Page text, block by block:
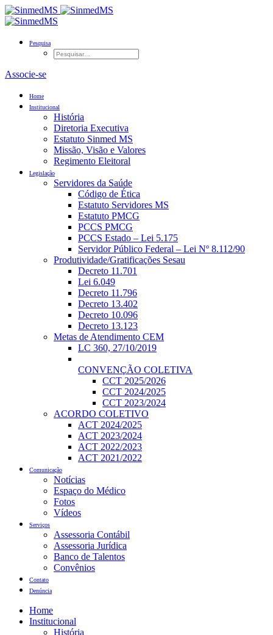
Pesquisa
Associe-se
Home
Institucional
História
Diretoria Executiva
Estatuto Sinmed MS
Missão, Visão e Valores
Regimento Eleitoral
Legislação
Servidores da Saúde
Código de Ética
Estatuto Servidores MS
Estatuto PMCG
PCCS PMCG
PCCS Estado – Lei 5.175
Servidor Público Federal – Lei Nº 8.112/90
Produtividade/Gratificações Sesau
Decreto 11.701
Lei 6.049
Decreto 11.796
Decreto 13.402
Decreto 10.096
Decreto 13.123
Metas de Atendimento CEM
LC 360, 27/10/2019
CONVENÇÃO COLETIVA
CCT 2025/2026
CCT 2024/2025
CCT 2023/2024
ACORDO COLETIVO
ACT 2024/2025
ACT 2023/2024
ACT 2022/2023
ACT 2021/2022
Comunicação
Notícias
Espaço do Médico
Fotos
Vídeos
Serviços
Assessoria Contábil
Assessoria Jurídica
Banco de Talentos
Convênios
Contato
Denúncia
Home
Institucional
História